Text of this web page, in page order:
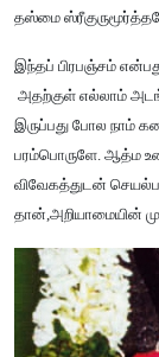
தஸ்மை
இந்தப் பிரபஞ்சம்
அதற்குள் எல்லாம்
இருப்பது போல நாம்
பரம்பொருளே. ஆத்ம
விவேகத்துடன்
தான்,அறியாமையின்